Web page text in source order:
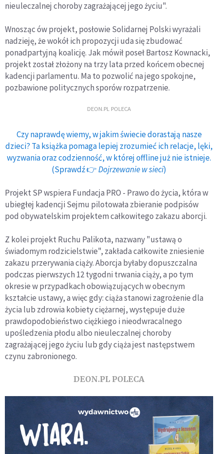
nieuleczalnej choroby zagrażającej jego życiu".
Wnosząc ów projekt, posłowie Solidarnej Polski wyrażali
nadzieję, że wokół ich propozycji uda się zbudować
ponadpartyjną koalicję. Jak mówił poseł Bartosz Kownacki,
projekt został złożony na trzy lata przed końcem obecnej
kadencji parlamentu. Ma to pozwolić na jego spokojne,
pozbawione politycznych sporów rozpatrzenie.
DEON.PL POLECA
Czy naprawdę wiemy, w jakim świecie dorastają nasze
dzieci? Ta książka pomaga lepiej zrozumieć ich relacje, lęki,
wyzwania oraz codzienność, w której offline już nie istnieje.
(Sprawdź 👉Dojrzewanie w sieci)
Projekt SP wspiera Fundacja PRO - Prawo do życia, która w
ubiegłej kadencji Sejmu pilotowała zbieranie podpisów
pod obywatelskim projektem całkowitego zakazu aborcji.
Z kolei projekt Ruchu Palikota, nazwany "ustawą o
świadomym rodzicielstwie", zakłada całkowite zniesienie
zakazu przerywania ciąży. Aborcja byłaby dopuszczalna
podczas pierwszych 12 tygodni trwania ciąży, a po tym
okresie w przypadkach obowiązujących w obecnym
kształcie ustawy, a więc gdy: ciąża stanowi zagrożenie dla
życia lub zdrowia kobiety ciężarnej, występuje duże
prawdopodobieństwo ciężkiego i nieodwracalnego
upośledzenia płodu albo nieuleczalnej choroby
zagrażającej jego życiu lub gdy ciąża jest następstwem
czynu zabronionego.
DEON.PL POLECA